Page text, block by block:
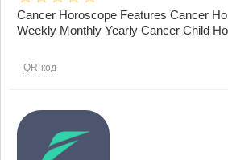
Cancer Horoscope Features Cancer
Weekly Monthly Yearly Cancer Child
QR-код